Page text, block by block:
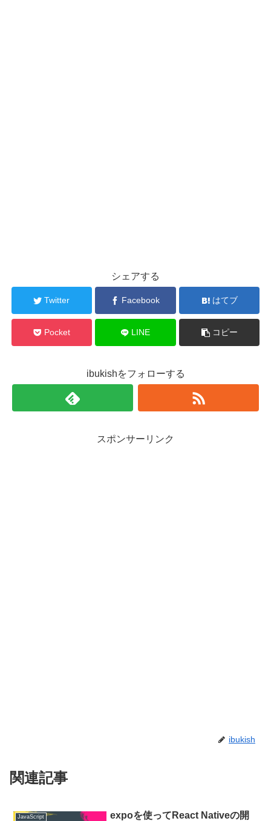
シェアする
Twitter Facebook はてブ
Pocket LINE コピー
ibukishをフォローする
スポンサーリンク
ibukish
関連記事
JavaScript
expoを使ってReact Nativeの開